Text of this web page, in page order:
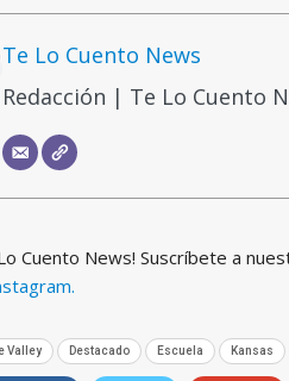
Te Lo Cuento News
Redacción | Te Lo Cuento
Cuento News! Suscríbete a
Valley Destacado Escuela Kansas